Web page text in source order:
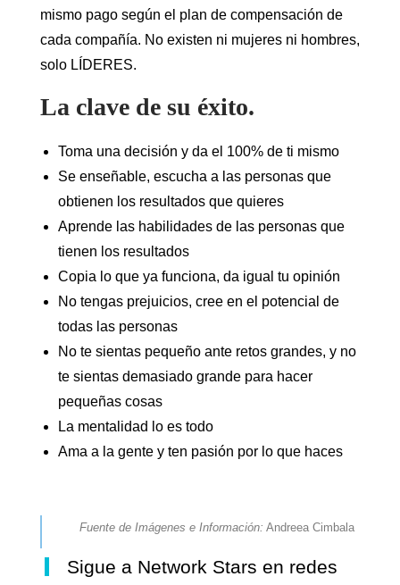
mismo pago según el plan de compensación de
cada compañía. No existen ni mujeres ni hombres,
solo LÍDERES.
La clave de su éxito.
Toma una decisión y da el 100% de ti mismo
Se enseñable, escucha a las personas que
obtienen los resultados que quieres
Aprende las habilidades de las personas que
tienen los resultados
Copia lo que ya funciona, da igual tu opinión
No tengas prejuicios, cree en el potencial de
todas las personas
No te sientas pequeño ante retos grandes, y no
te sientas demasiado grande para hacer
pequeñas cosas
La mentalidad lo es todo
Ama a la gente y ten pasión por lo que haces
Fuente de Imágenes e Información: Andreea Cimbala
Sigue a Network Stars en redes